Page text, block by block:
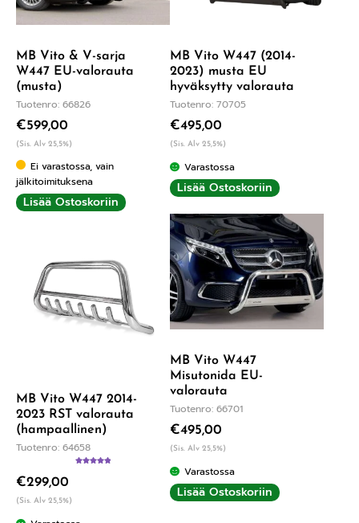
MB Vito & V-sarja
W447 EU-valorauta
(musta)
Tuotenro: 66826
€599,00
(Sis. Alv 25,5%)
Ei varastossa, vain
jälkitoimituksena
Lisää Ostoskoriin
MB Vito W447 (2014-
2023) musta EU
hyväksytty valorauta
Tuotenro: 70705
€495,00
(Sis. Alv 25,5%)
Varastossa
Lisää Ostoskoriin
MB Vito W447 2014-
2023 RST valorauta
(hampaallinen)
Tuotenro: 64658
€299,00
(Sis. Alv 25,5%)
MB Vito W447
Misutonida EU-
valorauta
Tuotenro: 66701
€495,00
(Sis. Alv 25,5%)
Varastossa
Lisää Ostoskoriin